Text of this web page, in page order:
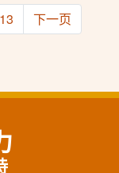
13 下一页